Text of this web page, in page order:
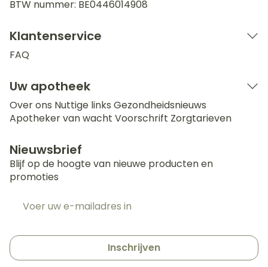
BTW nummer: BE0446014908
Klantenservice
FAQ
Uw apotheek
Over ons Nuttige links Gezondheidsnieuws
Apotheker van wacht Voorschrift Zorgtarieven
Nieuwsbrief
Blijf op de hoogte van nieuwe producten en
promoties
Inschrijven